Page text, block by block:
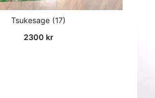
Tsukesage (17)
2300 kr